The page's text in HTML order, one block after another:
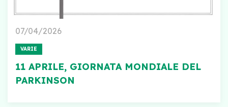
07/04/2026
VARIE
11 APRILE, GIORNATA MONDIALE DEL
PARKINSON